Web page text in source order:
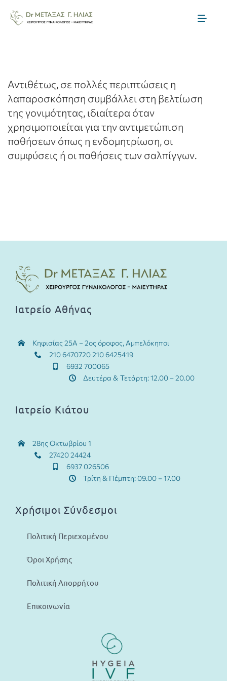
Toggle
Η ομάδα μας
Μαιευτική
Γυναικολογία
Κλείστε Ραντεβού
Αντιθέτως, σε πολλές περιπτώσεις η
λαπαροσκόπηση συμβάλλει στη βελτίωση
της γονιμότητας, ιδιαίτερα όταν
χρησιμοποιείται για την αντιμετώπιση
παθήσεων όπως η ενδομητρίωση, οι
συμφύσεις ή οι παθήσεις των σαλπίγγων.
Ιατρείο Αθήνας
Κηφισίας 25Α – 2ος όροφος, Αμπελόκηποι
210 6470720 210 6425419
6932 700065
Δευτέρα & Τετάρτη: 12.00 – 20.00
Ιατρείο Κιάτου
28ης Οκτωβρίου 1
27420 24424
6937 026506
Τρίτη & Πέμπτη: 09.00 – 17.00
Χρήσιμοι Σύνδεσμοι
Πολιτική Περιεχομένου
Όροι Χρήσης
Πολιτική Απορρήτου
Επικοινωνία